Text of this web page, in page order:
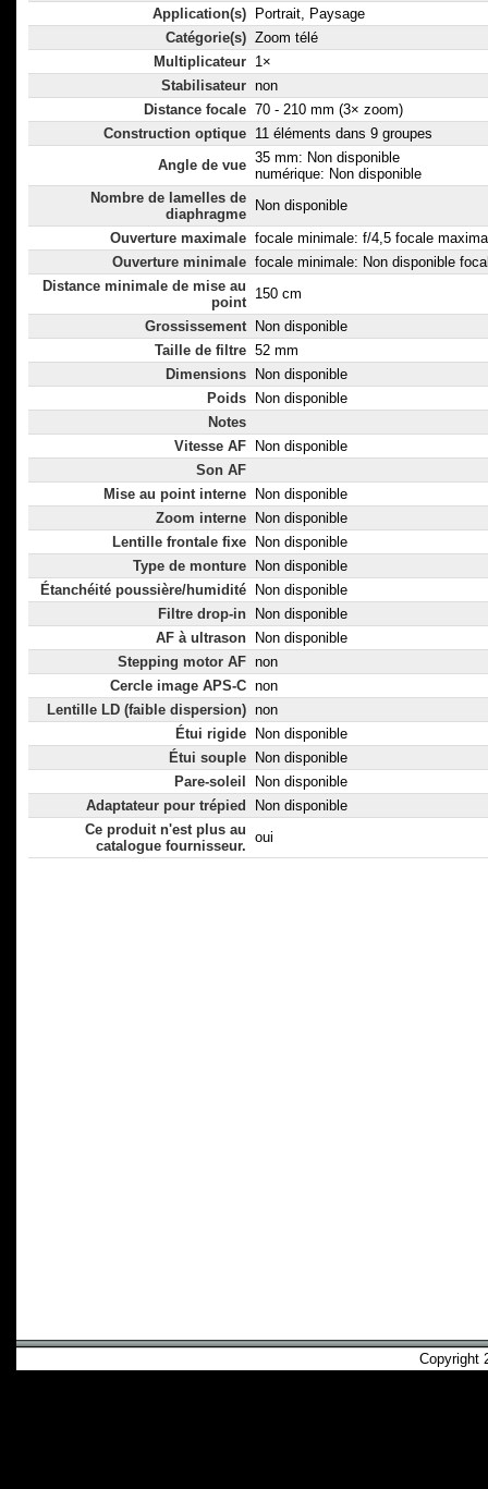
Application(s)
Portrait, Paysage
Catégorie(s) Zoom télé
Multiplicateur 1×
Stabilisateur non
Distance focale 70 - 210 mm (3× zoom)
Construction optique 11 éléments dans 9 groupes
Angle de vue 35 mm: Non disponible
numérique: Non disponible
Nombre de lamelles de
diaphragme
Non disponible
Ouverture maximale focale minimale: f/4,5 focale
Ouverture minimale focale minimale: Non disponible
Distance minimale de mise au
point
150 cm
Grossissement
Non disponible
Taille de filtre 52 mm
Dimensions
Non disponible
Poids
Non disponible
Notes
Vitesse AF
Non disponible
Son AF
Mise au point interne
Non disponible
Zoom interne
Non disponible
Lentille frontale fixe
Non disponible
Type de monture
Non disponible
Étanchéité poussière/humidité
Non disponible
Filtre drop-in
Non disponible
AF à ultrason
Non disponible
Stepping motor AF non
Cercle image APS-C non
Lentille LD (faible dispersion) non
Étui rigide
Non disponible
Étui souple
Non disponible
Pare-soleil
Non disponible
Adaptateur pour trépied
Non disponible
Ce produit n'est plus au
catalogue fournisseur.
oui
Copyright